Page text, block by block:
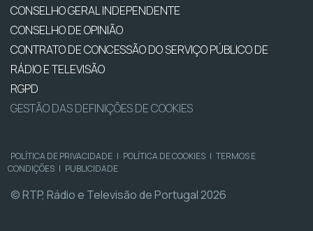
CONSELHO GERAL INDEPENDENTE
CONSELHO DE OPINIÃO
CONTRATO DE CONCESSÃO DO SERVIÇO PÚBLICO DE
RÁDIO E TELEVISÃO
RGPD
GESTÃO DAS DEFINIÇÕES DE COOKIES
POLÍTICA DE PRIVACIDADE | POLÍTICA DE COOKIES | TERMOS E
CONDIÇÕES | PUBLICIDADE
© RTP, Rádio e Televisão de Portugal 2026